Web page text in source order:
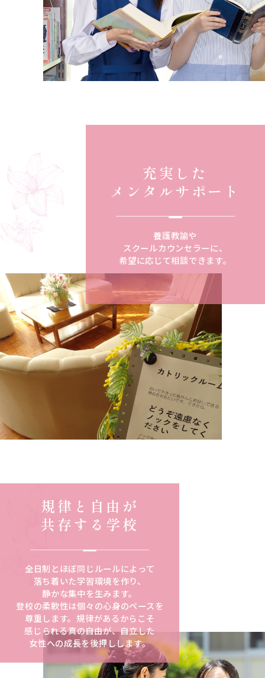
充実した
メンタルサポート
養護教諭や
スクールカウンセラーに、
希望に応じて相談できます。
規律と自由が
共存する学校
全日制とほぼ同じルールによって
落ち着いた学習環境を作り、
静かな集中を生みます。
登校の柔軟性は個々の心身のペースを
尊重します。規律があるからこそ
感じられる真の自由が、自立した
女性への成長を後押しします。